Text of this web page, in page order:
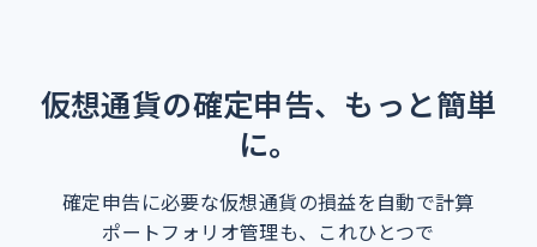
仮想通貨の確定申告、もっと簡単
に。
確定申告に必要な仮想通貨の損益を自動で計算
ポートフォリオ管理も、これひとつで